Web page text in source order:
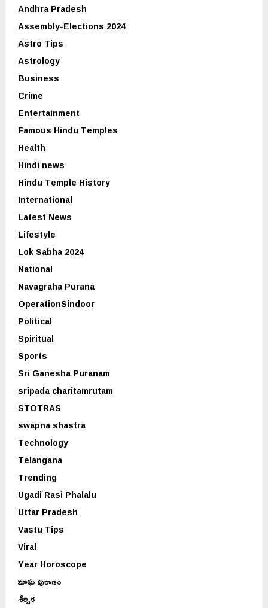
Andhra Pradesh
Assembly-Elections 2024
Astro Tips
Astrology
Business
Crime
Entertainment
Famous Hindu Temples
Health
Hindi news
Hindu Temple History
International
Latest News
Lifestyle
Lok Sabha 2024
National
Navagraha Purana
OperationSindoor
Political
Spiritual
Sports
Sri Ganesha Puranam
sripada charitamrutam
STOTRAS
swapna shastra
Technology
Telangana
Trending
Ugadi Rasi Phalalu
Uttar Pradesh
Vastu Tips
Viral
Year Horoscope
మాఘ పురాణం
శీర్షిక